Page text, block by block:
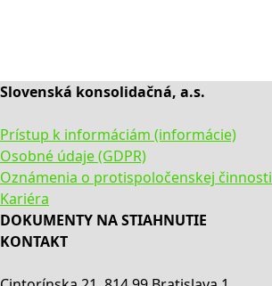
Slovenská konsolidačná, a.s.
Prístup k informáciám (informácie)
Osobné údaje (GDPR)
Oznámenia o protispoločenskej činnosti
Kariéra
DOKUMENTY NA STIAHNUTIE
KONTAKT